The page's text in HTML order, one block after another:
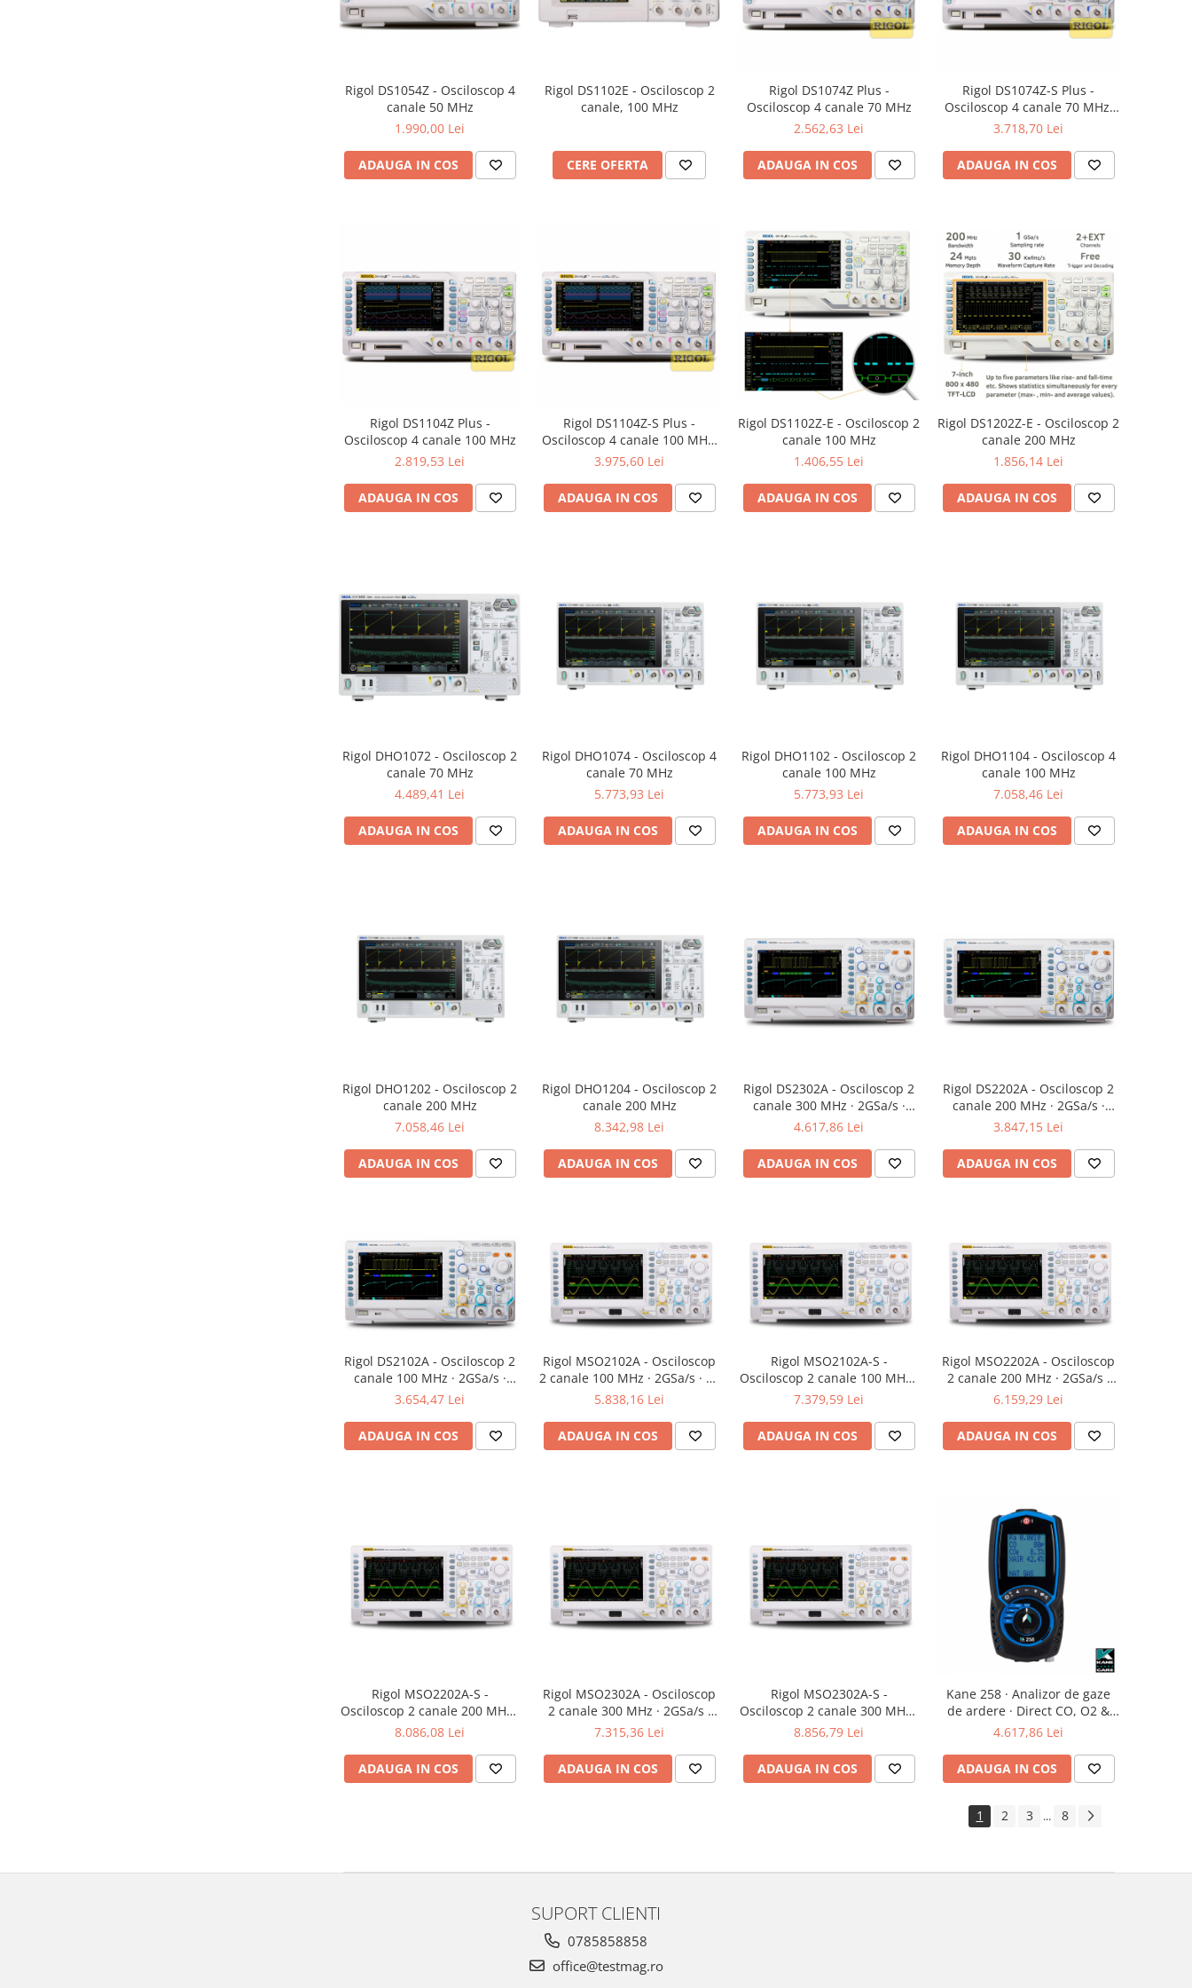
Rigol DS1054Z - Osciloscop 4
canale 50 MHz
1.990,00 Lei
ADAUGA IN COS
Rigol DS1102E - Osciloscop 2
canale, 100 MHz
CERE OFERTA
Rigol DS1074Z Plus -
Osciloscop 4 canale 70 MHz
2.562,63 Lei
ADAUGA IN COS
Rigol DS1074Z-S Plus -
Osciloscop 4 canale 70 MHz,
generator 25 Mhz
3.718,70 Lei
ADAUGA IN COS
Rigol DS1104Z Plus -
Osciloscop 4 canale 100 MHz
2.819,53 Lei
ADAUGA IN COS
Rigol DS1104Z-S Plus -
Osciloscop 4 canale 100 MHz,
generator 25 MHz
3.975,60 Lei
ADAUGA IN COS
Rigol DS1102Z-E - Osciloscop 2
canale 100 MHz
1.406,55 Lei
ADAUGA IN COS
Rigol DS1202Z-E - Osciloscop 2
canale 200 MHz
1.856,14 Lei
ADAUGA IN COS
Rigol DHO1072 - Osciloscop 2
canale 70 MHz
4.489,41 Lei
ADAUGA IN COS
Rigol DHO1074 - Osciloscop 4
canale 70 MHz
5.773,93 Lei
ADAUGA IN COS
Rigol DHO1102 - Osciloscop 2
canale 100 MHz
5.773,93 Lei
ADAUGA IN COS
Rigol DHO1104 - Osciloscop 4
canale 100 MHz
7.058,46 Lei
ADAUGA IN COS
Rigol DHO1202 - Osciloscop 2
canale 200 MHz
7.058,46 Lei
ADAUGA IN COS
Rigol DHO1204 - Osciloscop 2
canale 200 MHz
8.342,98 Lei
ADAUGA IN COS
Rigol DS2302A - Osciloscop 2
canale 300 MHz · 2GSa/s ·
56Mpts
4.617,86 Lei
ADAUGA IN COS
Rigol DS2202A - Osciloscop 2
canale 200 MHz · 2GSa/s ·
56Mpts
3.847,15 Lei
ADAUGA IN COS
Rigol DS2102A - Osciloscop 2
canale 100 MHz · 2GSa/s ·
56Mpts
3.654,47 Lei
ADAUGA IN COS
Rigol MSO2102A - Osciloscop
2 canale 100 MHz · 2GSa/s · 14
Mpts · 16 canale digitale
5.838,16 Lei
ADAUGA IN COS
Rigol MSO2102A-S -
Osciloscop 2 canale 100 MHz ·
2GSa/s · 14 Mpts · 16 canale
canale
7.379,59 Lei
ADAUGA IN COS
Rigol MSO2202A - Osciloscop
2 canale 200 MHz · 2GSa/s ·
14Mpts · 16 canale digitale
6.159,29 Lei
ADAUGA IN COS
Rigol MSO2202A-S -
Osciloscop 2 canale 200 MHz ·
2GSa/s · 14Mpts · 16 canale
canale
8.086,08 Lei
ADAUGA IN COS
Rigol MSO2302A - Osciloscop
2 canale 300 MHz · 2GSa/s ·
56Mpts · 16 canale digitale
7.315,36 Lei
ADAUGA IN COS
Rigol MSO2302A-S -
Osciloscop 2 canale 300 MHz ·
2GSa/s · 56Mpts · 16 canale
canale
8.856,79 Lei
ADAUGA IN COS
Kane 258 · Analizor de gaze
de ardere · Direct CO, O2 &
CO sensor protection
4.617,86 Lei
ADAUGA IN COS
1 2 3 ... 8
SUPORT CLIENTI
0785858858
office@testmag.ro